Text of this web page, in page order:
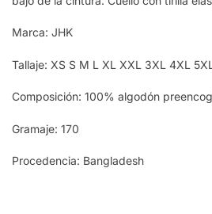
BLUE
Marca: JHK
Tallaje: XS S M L XL XXL 3XL 4XL
Composición: 100% algodón
Gramaje: 170
Procedencia: Bangladesh